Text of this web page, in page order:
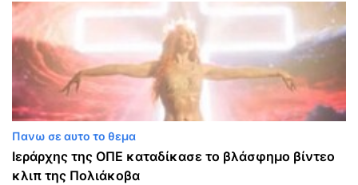
Πανω σε αυτο το θεμα
Ιεράρχης της ΟΠΕ καταδίκασε το βλάσφημο βίντεο
κλιπ της Πολιάκοβα